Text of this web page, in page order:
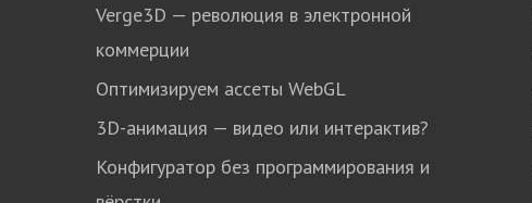
Verge3D — революция в электронной
коммерции
Оптимизируем ассеты WebGL
3D-анимация — видео или интерактив?
Конфигуратор без программирования и